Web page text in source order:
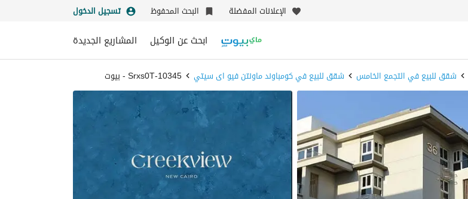
الإعلانات المفضلة البحث المحفوظ تسجيل الدخول
ابحث عن الوكيل المشاريع الجديدة
شقق للبيع في التجمع الخامس شقق للبيع في كومباوند ماونتن فيو اى سيتي 10345-Srxs0T - بيوت